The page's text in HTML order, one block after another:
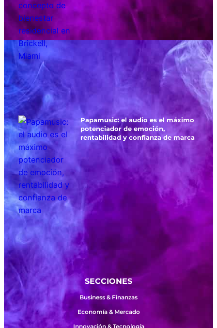
Papamusic: el audio es el máximo
potenciador de emoción,
rentabilidad y confianza de marca
SECCIONES
Business & Finanzas
Economía & Mercado
Innovación & Tecnología